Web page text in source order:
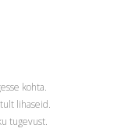
kohta.
lihaseid.
tugevust.